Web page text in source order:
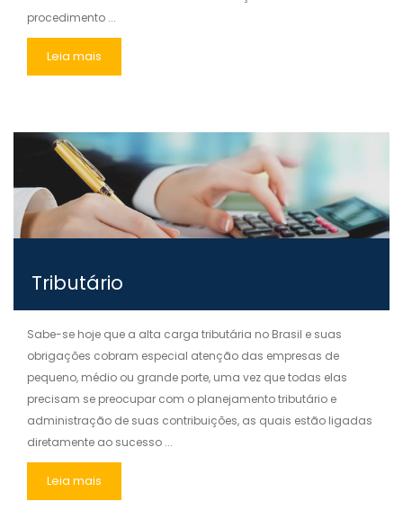
procedimento ...
Leia mais
Tributário
Sabe-se hoje que a alta carga tributária no Brasil e suas
obrigações cobram especial atenção das empresas de
pequeno, médio ou grande porte, uma vez que todas elas
precisam se preocupar com o planejamento tributário e
administração de suas contribuições, as quais estão ligadas
diretamente ao sucesso ...
Leia mais